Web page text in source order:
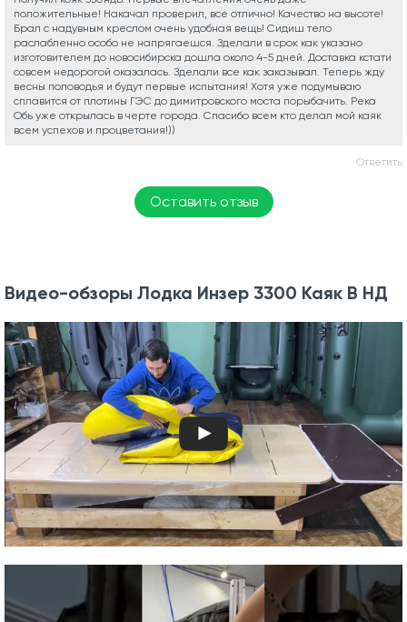
положительные! Накачал проверил, все отлично! Качество на высоте!
Брал с надувным креслом очень удобная вещь! Сидиш тело
раслабленно особо не напрягаешся. Зделали в срок как указано
изготовителем до новосибирска дошла около 4-5 дней. Доставка кстати
совсем недорогой оказалась. Зделали все как заказывал. Теперь жду
весны половодья и будут первые испытания! Хотя уже подумываю
сплавится от плотины ГЭС до димитровского моста порыбачить. Река
Обь уже открылась в черте города. Спасибо всем кто делал мой каяк
всем успехов и процветания!))
Ответить
Оставить отзыв
Видео-обзоры Лодка Инзер 3300 Каяк В НД